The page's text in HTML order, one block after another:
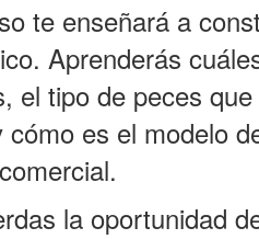
te enseñará a
Aprenderás
el tipo de peces
cómo es el modelo
la oportunidad